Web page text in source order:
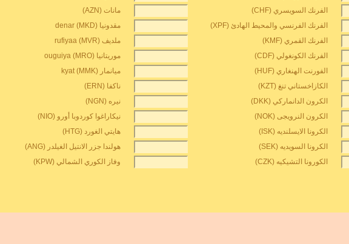
الفرنك السويسري (CHF)
مانات (AZN)
الفرنك الفرنسي والمحيط الهادئ (XPF)
مقدونيا denar (MKD)
الفرنك القمري (KMF)
ملديف rufiyaa (MVR)
الفرنك الكونغولي (CDF)
موريتانيا ouguiya (MRO)
الفورنت الهنغاري (HUF)
ميانمار kyat (MMK)
الكازاخستاني تنغ (KZT)
ناكفا (ERN)
الكرون الدانماركي (DKK)
نيره (NGN)
الكرون النرويجى (NOK)
نيكاراغوا كوردوبا أورو (NIO)
الكرونا الايسلنديه (ISK)
هايتي الغورد (HTG)
الكرونا السويديه (SEK)
هولندا جزر الانتيل الغيلدر (ANG)
الكورونا التشيكيه (CZK) وفاز الكوري الشمالي (KPW)